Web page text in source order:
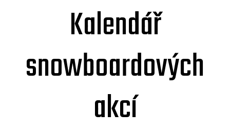
Kalendář
snowboardových
akcí